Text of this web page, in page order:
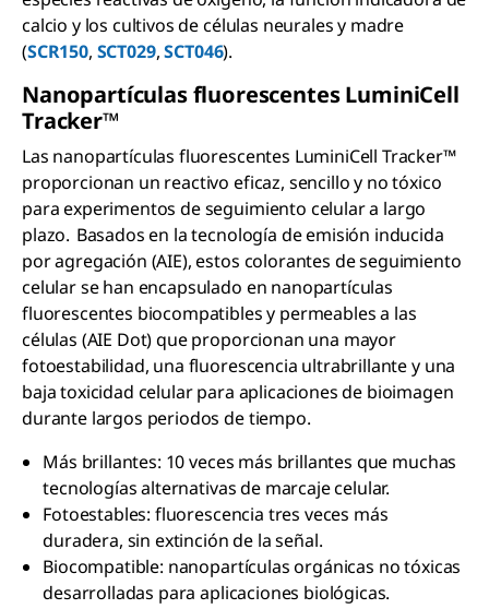
calcio y los cultivos de células neurales y madre
(SCR150, SCT029,SCT046).
Nanopartículas fluorescentes LuminiCell
Tracker™
Las nanopartículas fluorescentes LuminiCell Tracker™
proporcionan un reactivo eficaz, sencillo y no tóxico
para experimentos de seguimiento celular a largo
plazo. Basados en la tecnología de emisión inducida
por agregación (AIE), estos colorantes de seguimiento
celular se han encapsulado en nanopartículas
fluorescentes biocompatibles y permeables a las
células (AIE Dot) que proporcionan una mayor
fotoestabilidad, una fluorescencia ultrabrillante y una
baja toxicidad celular para aplicaciones de bioimagen
durante largos periodos de tiempo.
Más brillantes: 10 veces más brillantes que muchas
tecnologías alternativas de marcaje celular.
Fotoestables: fluorescencia tres veces más
duradera, sin extinción de la señal.
Biocompatible: nanopartículas orgánicas no tóxicas
desarrolladas para aplicaciones biológicas.